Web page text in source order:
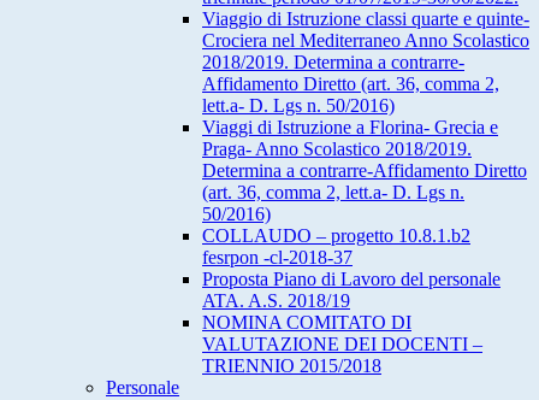
Viaggio di Istruzione classi quarte e quinte-
Crociera nel Mediterraneo Anno Scolastico
2018/2019. Determina a contrarre-
Affidamento Diretto (art. 36, comma 2,
lett.a- D. Lgs n. 50/2016)
Viaggi di Istruzione a Florina- Grecia e
Praga- Anno Scolastico 2018/2019.
Determina a contrarre-Affidamento Diretto
(art. 36, comma 2, lett.a- D. Lgs n.
50/2016)
COLLAUDO – progetto 10.8.1.b2
fesrpon -cl-2018-37
Proposta Piano di Lavoro del personale
ATA. A.S. 2018/19
NOMINA COMITATO DI
VALUTAZIONE DEI DOCENTI –
TRIENNIO 2015/2018
Personale